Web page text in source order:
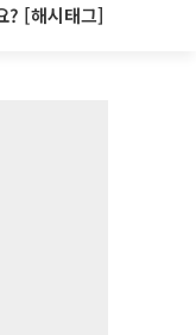
? [해시태그]